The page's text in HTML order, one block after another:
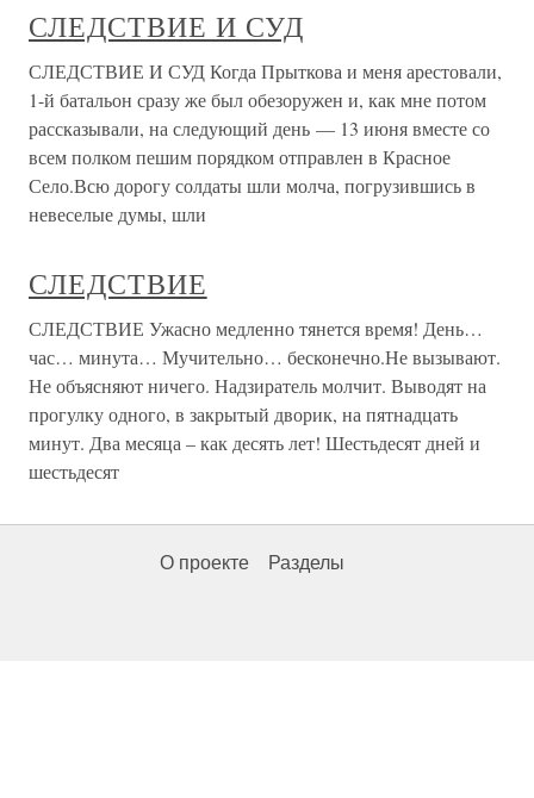
СЛЕДСТВИЕ И СУД
СЛЕДСТВИЕ И СУД Когда Прыткова и меня арестовали,
1-й батальон сразу же был обезоружен и, как мне потом
рассказывали, на следующий день — 13 июня вместе со
всем полком пешим порядком отправлен в Красное
Село.Всю дорогу солдаты шли молча, погрузившись в
невеселые думы, шли
СЛЕДСТВИЕ
СЛЕДСТВИЕ Ужасно медленно тянется время! День…
час… минута… Мучительно… бесконечно.Не вызывают.
Не объясняют ничего. Надзиратель молчит. Выводят на
прогулку одного, в закрытый дворик, на пятнадцать
минут. Два месяца – как десять лет! Шестьдесят дней и
шестьдесят
О проекте Разделы